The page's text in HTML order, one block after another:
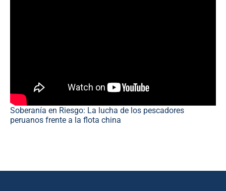
Soberanía en Riesgo: La lucha de los pescadores
peruanos frente a la flota china